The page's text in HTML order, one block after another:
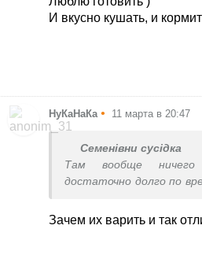
и т.д.
Ну, и куча всего из
И вкусно кушать, и
НуКаНаКа • 11 марта в 20:47
Семенівни сусідка
Там вообще
достаточно долго по
Зачем их варить и так